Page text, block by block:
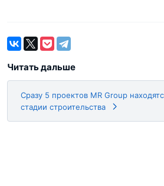
Читать дальше
Сразу 5 проектов MR Group
стадии строительства